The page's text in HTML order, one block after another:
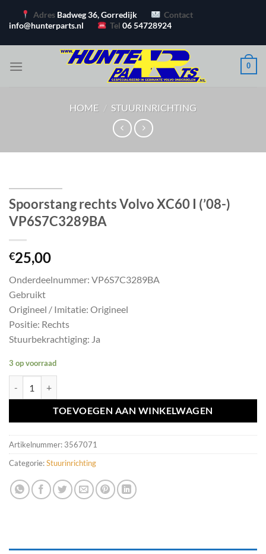
naar
Adres Badweg 36, Gorredijk
Contact
info@hunterparts.nl
Tel06 54728924
0
HOME / STUURINRICHTING
Spoorstang rechts Volvo XC60 I (’08-)
VP6S7C3289BA
€25,00
Onderdeelnummer: VP6S7C3289BA
Gebruikt
Origineel / Imitatie: Origineel
Positie: Rechts
Stuurbekrachtiging: Ja
3 op voorraad
TOEVOEGEN AAN WINKELWAGEN
Artikelnummer: 3567071
Categorie:Stuurinrichting